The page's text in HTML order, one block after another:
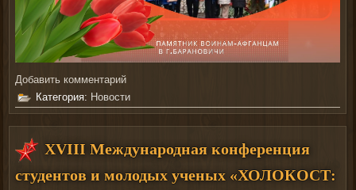
Добавить комментарий
Категория: Новости
XVIII Международная конференция
студентов и молодых ученых «ХОЛОКОСТ: